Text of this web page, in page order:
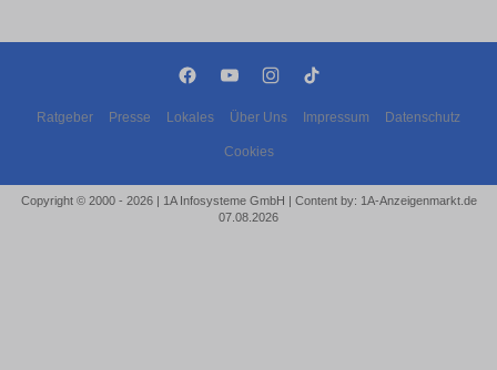
Ratgeber Presse Lokales Über Uns Impressum Datenschutz
Cookies
Copyright © 2000 - 2026 | 1A Infosysteme GmbH | Content by: 1A-Anzeigenmarkt.de
07.08.2026